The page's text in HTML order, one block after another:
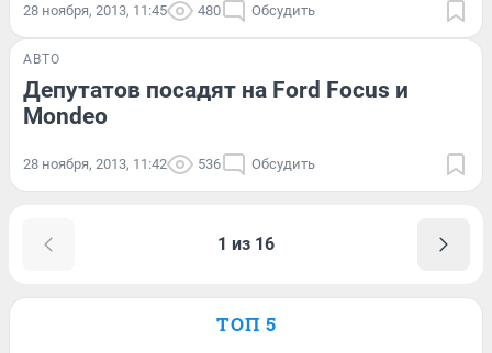
28 ноября, 2013, 11:45 480 Обсудить
АВТО
Депутатов посадят на Ford Focus и
Mondeo
28 ноября, 2013, 11:42 536 Обсудить
1 из 16
ТОП 5